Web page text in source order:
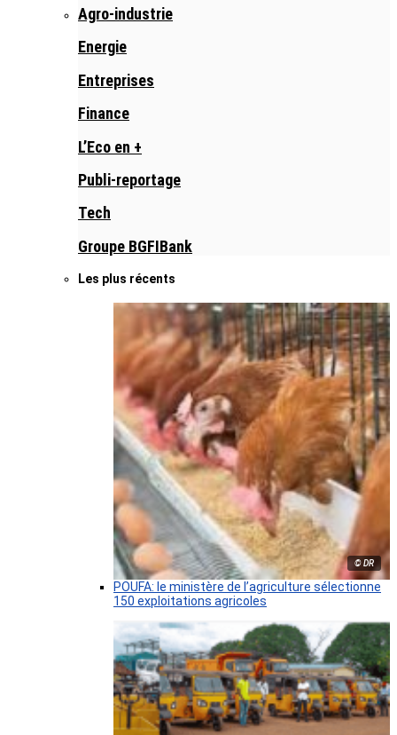
Agro-industrie
Energie
Entreprises
Finance
L’Eco en +
Publi-reportage
Tech
Groupe BGFIBank
Les plus récents
© DR
POUFA: le ministère de l’agriculture sélectionne
150 exploitations agricoles